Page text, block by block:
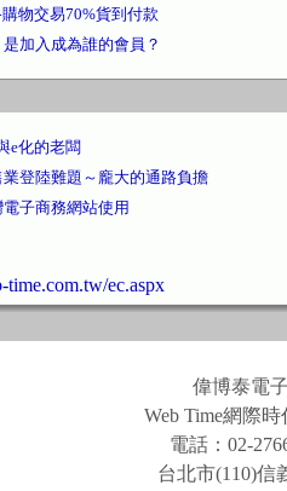
物交易70%貨到付款
加入成為誰的會員？
e化的老闆
登陸難題～龐大的通路負擔
子商務網站使用
ec.aspx
偉博泰電
Web Time網際
電話：02-
台北市(110)信